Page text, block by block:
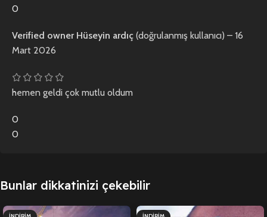
0
Verified owner Hüseyin ardıç (doğrulanmış kullanıcı) – 16
Mart 2026
hemen geldi çok mutlu oldum
0
0
Bunlar dikkatinizi çekebilir